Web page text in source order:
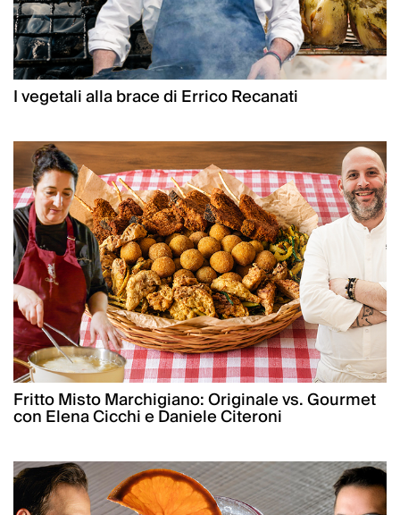
I vegetali alla brace di Errico Recanati
Fritto Misto Marchigiano: Originale vs. Gourmet
con Elena Cicchi e Daniele Citeroni